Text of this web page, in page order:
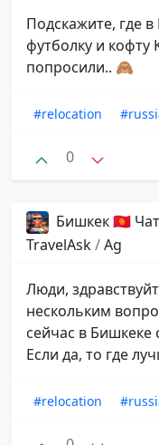
Подскажите, где
футболку и кофту
попросили.. 🙈
#relocation
0
Бишкек 🇰🇬 Чат
TravelAsk/Ag
Люди,
нескольким
сейчас в Бишкеке
Если да, то где
#relocation